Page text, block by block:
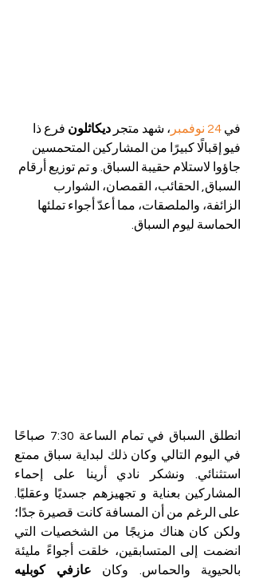
في 24 نوفمبر ، شهد متجر ديكاثلون فرع ذا
فيو إقبالًا كبيرًا من المشاركين المتحمسين
جاؤوا لاستلام حقيبة السباق. و تم توزيع أرقام
السباق, الحقائب، القمصان، الشوارب
الزائفة، والملصقات، مما أعدّ أجواء تملئها
الحماسة ليوم السباق.
بالحيوية والحماس. وكان عازفي كوبليه